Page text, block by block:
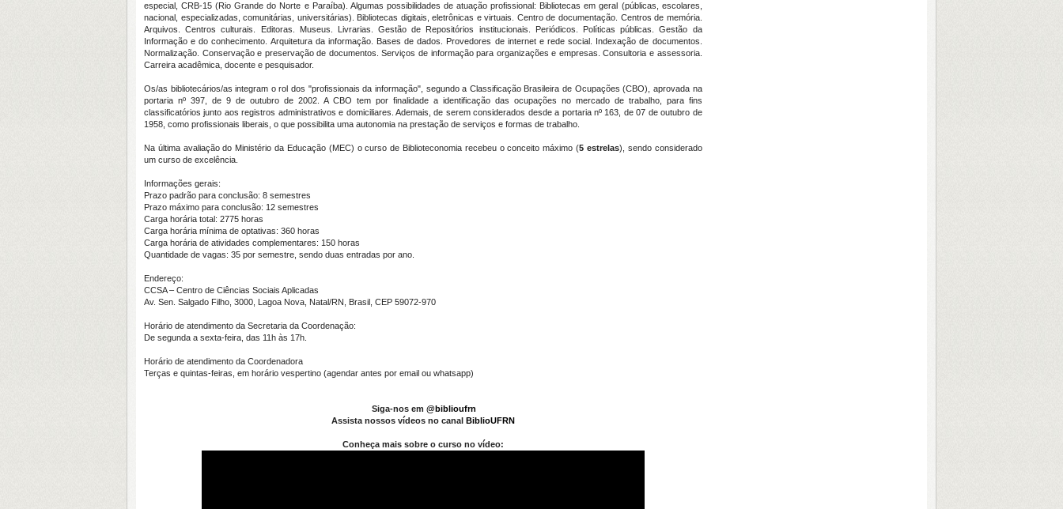
especial, CRB-15 (Rio Grande do Norte e Paraíba). Algumas possibilidades de atuação profissional: Bibliotecas em geral (públicas, escolares,
nacional, especializadas, comunitárias, universitárias). Bibliotecas digitais, eletrônicas e virtuais. Centro de documentação. Centros de memória.
Arquivos. Centros culturais. Editoras. Museus. Livrarias. Gestão de Repositórios institucionais. Periódicos. Políticas públicas. Gestão da
Informação e do conhecimento. Arquitetura da informação. Bases de dados. Provedores de internet e rede social. Indexação de documentos.
Normalização. Conservação e preservação de documentos. Serviços de informação para organizações e empresas. Consultoria e assessoria.
Carreira acadêmica, docente e pesquisador.
Os/as bibliotecários/as integram o rol dos "profissionais da informação", segundo a Classificação Brasileira de Ocupações (CBO), aprovada na
portaria nº 397, de 9 de outubro de 2002. A CBO tem por finalidade a identificação das ocupações no mercado de trabalho, para fins
classificatórios junto aos registros administrativos e domiciliares. Ademais, de serem considerados desde a portaria nº 163, de 07 de outubro de
1958, como profissionais liberais, o que possibilita uma autonomia na prestação de serviços e formas de trabalho.
Na última avaliação do Ministério da Educação (MEC) o curso de Biblioteconomia recebeu o conceito máximo (5 estrelas), sendo considerado
um curso de excelência.
Informações gerais:
Prazo padrão para conclusão: 8 semestres
Prazo máximo para conclusão: 12 semestres
Carga horária total: 2775 horas
Carga horária mínima de optativas: 360 horas
Carga horária de atividades complementares: 150 horas
Quantidade de vagas: 35 por semestre, sendo duas entradas por ano.
Endereço:
CCSA – Centro de Ciências Sociais Aplicadas
Av. Sen. Salgado Filho, 3000, Lagoa Nova, Natal/RN, Brasil, CEP 59072-970
Horário de atendimento da Secretaria da Coordenação:
De segunda a sexta-feira, das 11h às 17h.
Horário de atendimento da Coordenadora
Terças e quintas-feiras, em horário vespertino (agendar antes por email ou whatsapp)
Siga-nos em @biblioufrn
Assista nossos vídeos no canal BiblioUFRN
Conheça mais sobre o curso no vídeo: